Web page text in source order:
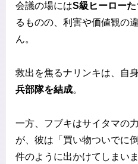
会議の場にはS級ヒーロー
るものの、利害や価値観の
ん。
救出を焦るナリンキは、自
兵部隊を結成。
一方、フブキはサイタマの
が、彼は「買い物ついでに
件のように出かけてしまいま